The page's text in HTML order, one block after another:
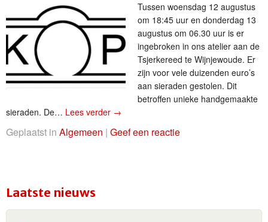
Tussen woensdag 12 augustus
om 18:45 uur en donderdag 13
augustus om 06.30 uur is er
ingebroken in ons atelier aan de
Tsjerkereed te Wijnjewoude. Er
zijn voor vele duizenden euro’s
aan sieraden gestolen. Dit
betroffen unieke handgemaakte
sieraden. De… Lees verder →
Geplaatst in Algemeen | Geef een reactie
Laatste nieuws